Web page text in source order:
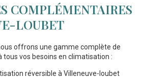
COMPLÉMENTAIRES
LOUBET
offrons une gamme complète de
tous vos besoins en climatisation :
réversible à Villeneuve-loubet